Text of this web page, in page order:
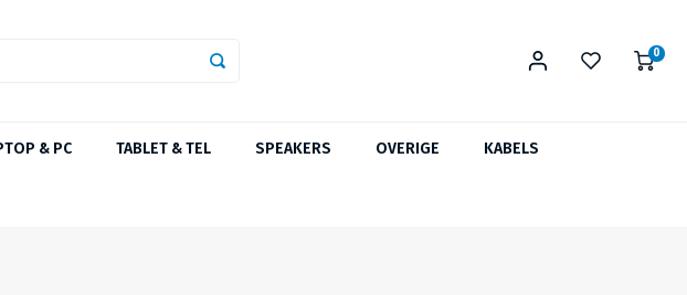
0
& PC TABLET & TEL SPEAKERS OVERIGE KABELS